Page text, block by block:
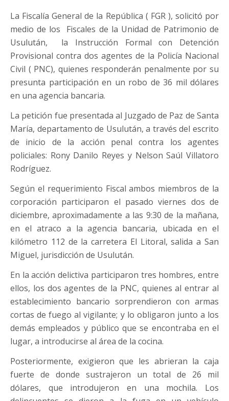
La Fiscalía General de la República ( FGR ), solicitó por
medio de los Fiscales de la Unidad de Patrimonio de
Usulután, la Instrucción Formal con Detención
Provisional contra dos agentes de la Policía Nacional
Civil ( PNC), quienes responderán penalmente por su
presunta participación en un robo de 36 mil dólares
en una agencia bancaria.
La petición fue presentada al Juzgado de Paz de Santa
María, departamento de Usulután, a través del escrito
de inicio de la acción penal contra los agentes
policiales: Rony Danilo Reyes y Nelson Saúl Villatoro
Rodríguez.
Según el requerimiento Fiscal ambos miembros de la
corporación participaron el pasado viernes dos de
diciembre, aproximadamente a las 9:30 de la mañana,
en el atraco a la agencia bancaria, ubicada en el
kilómetro 112 de la carretera El Litoral, salida a San
Miguel, jurisdicción de Usulután.
En la acción delictiva participaron tres hombres, entre
ellos, los dos agentes de la PNC, quienes al entrar al
establecimiento bancario sorprendieron con armas
cortas de fuego al vigilante; y lo obligaron junto a los
demás empleados y público que se encontraba en el
lugar, a introducirse al área de la cocina.
Posteriormente, exigieron que les abrieran la caja
fuerte de donde sustrajeron un total de 26 mil
dólares, que introdujeron en una mochila. Los